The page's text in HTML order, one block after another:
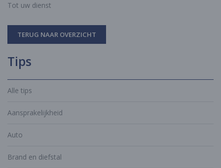
Tot uw dienst
TERUG NAAR OVERZICHT
Tips
Alle tips
Aansprakelijkheid
Auto
Brand en diefstal